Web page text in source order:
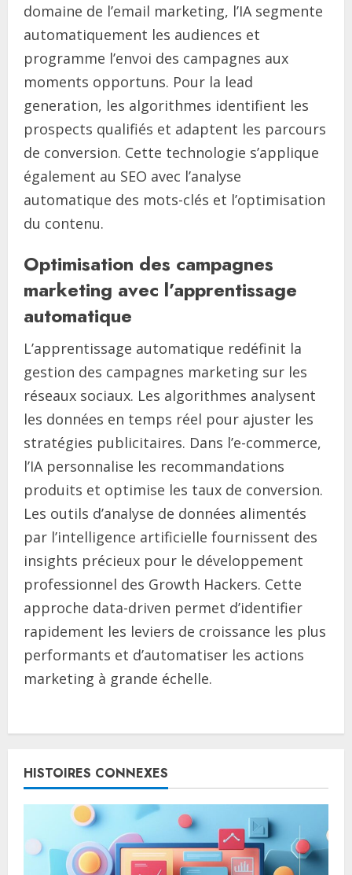
domaine de l’email marketing, l’IA segmente
automatiquement les audiences et
programme l’envoi des campagnes aux
moments opportuns. Pour la lead
generation, les algorithmes identifient les
prospects qualifiés et adaptent les parcours
de conversion. Cette technologie s’applique
également au SEO avec l’analyse
automatique des mots-clés et l’optimisation
du contenu.
Optimisation des campagnes
marketing avec l’apprentissage
automatique
L’apprentissage automatique redéfinit la
gestion des campagnes marketing sur les
réseaux sociaux. Les algorithmes analysent
les données en temps réel pour ajuster les
stratégies publicitaires. Dans l’e-commerce,
l’IA personnalise les recommandations
produits et optimise les taux de conversion.
Les outils d’analyse de données alimentés
par l’intelligence artificielle fournissent des
insights précieux pour le développement
professionnel des Growth Hackers. Cette
approche data-driven permet d’identifier
rapidement les leviers de croissance les plus
performants et d’automatiser les actions
marketing à grande échelle.
C
n
i
HISTOIRES CONNEXES